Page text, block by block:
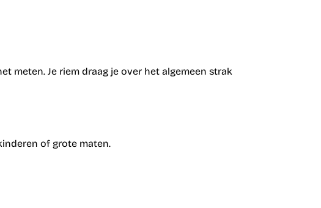
meten. Je riem draag je over het algemeen strak
of grote maten.